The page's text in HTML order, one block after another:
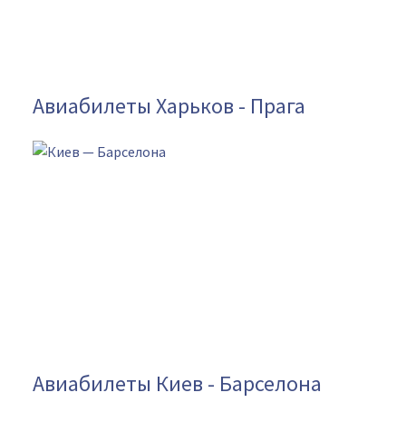
Авиабилеты Харьков - Прага
Авиабилеты Киев - Барселона